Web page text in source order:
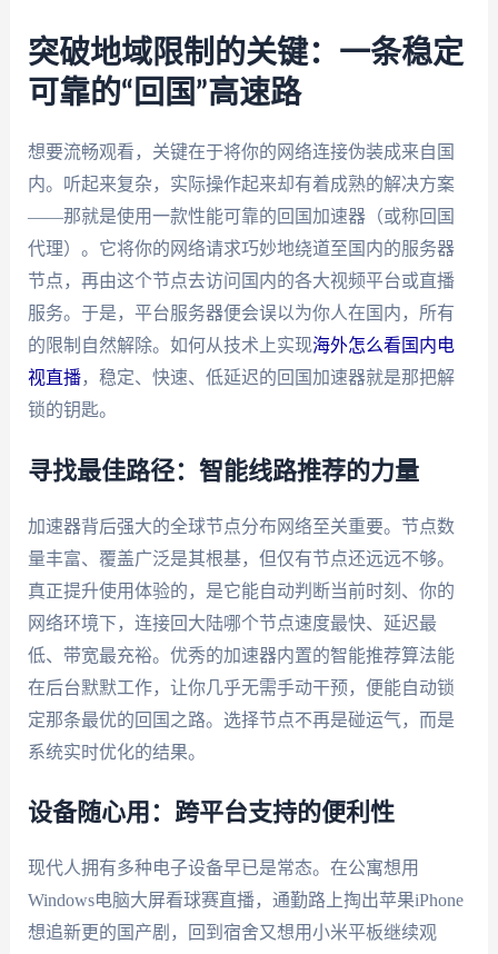
突破地域限制的关键：一条稳定
可靠的“回国”高速路
想要流畅观看，关键在于将你的网络连接伪装成来自国
内。听起来复杂，实际操作起来却有着成熟的解决方案
——那就是使用一款性能可靠的回国加速器（或称回国
代理）。它将你的网络请求巧妙地绕道至国内的服务器
节点，再由这个节点去访问国内的各大视频平台或直播
服务。于是，平台服务器便会误以为你人在国内，所有
的限制自然解除。如何从技术上实现海外怎么看国内电
视直播，稳定、快速、低延迟的回国加速器就是那把解
锁的钥匙。
寻找最佳路径：智能线路推荐的力量
加速器背后强大的全球节点分布网络至关重要。节点数
量丰富、覆盖广泛是其根基，但仅有节点还远远不够。
真正提升使用体验的，是它能自动判断当前时刻、你的
网络环境下，连接回大陆哪个节点速度最快、延迟最
低、带宽最充裕。优秀的加速器内置的智能推荐算法能
在后台默默工作，让你几乎无需手动干预，便能自动锁
定那条最优的回国之路。选择节点不再是碰运气，而是
系统实时优化的结果。
设备随心用：跨平台支持的便利性
现代人拥有多种电子设备早已是常态。在公寓想用
Windows电脑大屏看球赛直播，通勤路上掏出苹果iPhone
想追新更的国产剧，回到宿舍又想用小米平板继续观